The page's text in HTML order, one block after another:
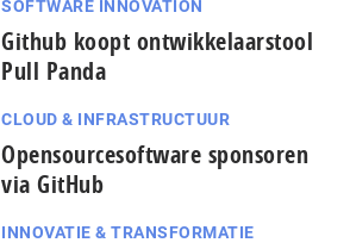
SOFTWARE INNOVATION
Github koopt ontwikkelaarstool
Pull Panda
CLOUD & INFRASTRUCTUUR
Opensourcesoftware sponsoren
via GitHub
INNOVATIE & TRANSFORMATIE